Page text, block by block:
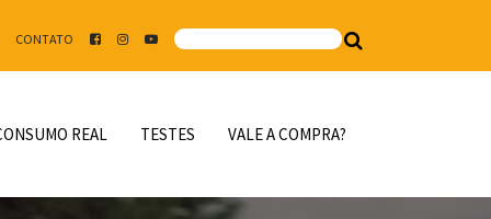
CONTATO
REAL TESTES VALE A COMPRA?